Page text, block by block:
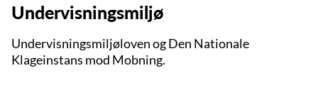
Undervisningsmiljø
Undervisningsmiljøloven og Den Nationale
Klageinstans mod Mobning.